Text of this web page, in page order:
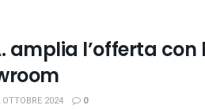
amplia l’offerta
2024 0